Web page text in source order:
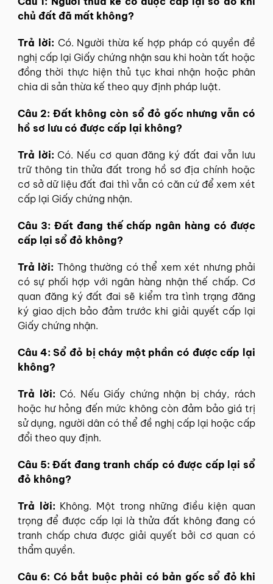
chủ đất đã mất không?
Trả lời: Có. Người thừa kế hợp pháp có quyền đề
nghị cấp lại Giấy chứng nhận sau khi hoàn tất hoặc
đồng thời thực hiện thủ tục khai nhận hoặc phân
chia di sản thừa kế theo quy định pháp luật.
Câu 2: Đất không còn sổ đỏ gốc nhưng vẫn có
hồ sơ lưu có được cấp lại không?
Trả lời: Có. Nếu cơ quan đăng ký đất đai vẫn lưu
trữ thông tin thửa đất trong hồ sơ địa chính hoặc
cơ sở dữ liệu đất đai thì vẫn có căn cứ để xem xét
cấp lại Giấy chứng nhận.
Câu 3: Đất đang thế chấp ngân hàng có được
cấp lại sổ đỏ không?
Trả lời: Thông thường có thể xem xét nhưng phải
có sự phối hợp với ngân hàng nhận thế chấp. Cơ
quan đăng ký đất đai sẽ kiểm tra tình trạng đăng
ký giao dịch bảo đảm trước khi giải quyết cấp lại
Giấy chứng nhận.
Câu 4: Sổ đỏ bị cháy một phần có được cấp lại
không?
Trả lời: Có. Nếu Giấy chứng nhận bị cháy, rách
hoặc hư hỏng đến mức không còn đảm bảo giá trị
sử dụng, người dân có thể đề nghị cấp lại hoặc cấp
đổi theo quy định.
Câu 5: Đất đang tranh chấp có được cấp lại sổ
đỏ không?
Trả lời: Không. Một trong những điều kiện quan
trọng để được cấp lại là thửa đất không đang có
tranh chấp chưa được giải quyết bởi cơ quan có
thẩm quyền.
Câu 6: Có bắt buộc phải có bản gốc sổ đỏ khi